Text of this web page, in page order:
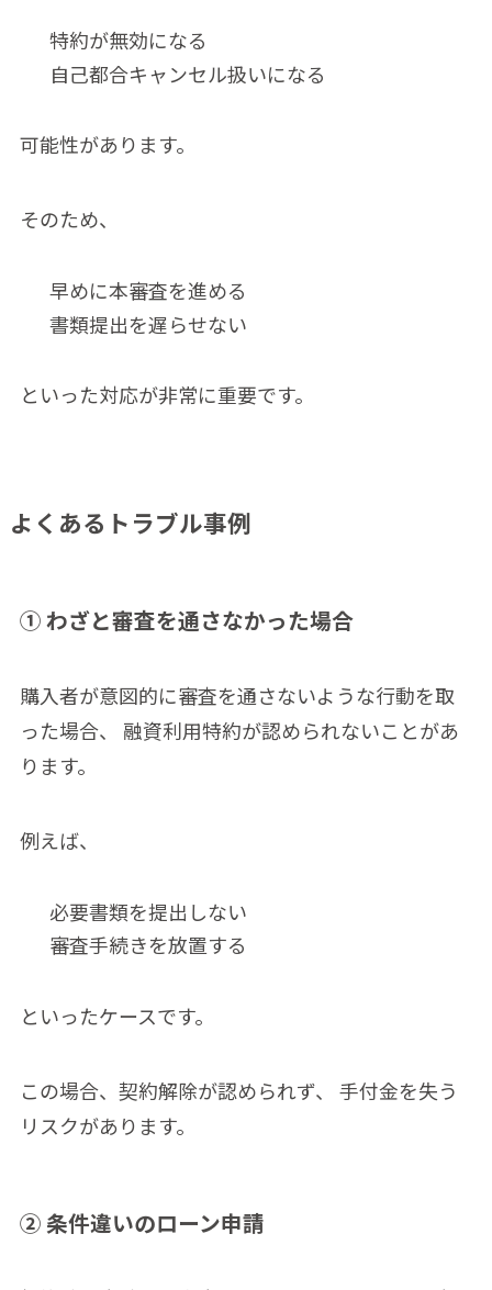
特約が無効になる
自己都合キャンセル扱いになる
可能性があります。
そのため、
早めに本審査を進める
書類提出を遅らせない
といった対応が非常に重要です。
よくあるトラブル事例
① わざと審査を通さなかった場合
購入者が意図的に審査を通さないような行動を取
った場合、 融資利用特約が認められないことがあ
ります。
例えば、
必要書類を提出しない
審査手続きを放置する
といったケースです。
この場合、契約解除が認められず、 手付金を失う
リスクがあります。
② 条件違いのローン申請